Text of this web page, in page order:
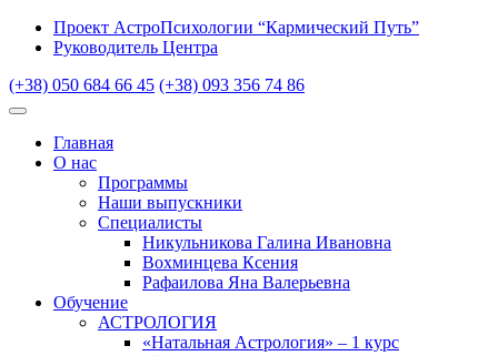
Проект АстроПсихологии “Кармический Путь”
Руководитель Центра
(+38) 050 684 66 45 (+38) 093 356 74 86
Главная
О нас
Программы
Наши выпускники
Специалисты
Никульникова Галина Ивановна
Вохминцева Ксения
Рафаилова Яна Валерьевна
Обучение
АСТРОЛОГИЯ
«Натальная Астрология» – 1 курс